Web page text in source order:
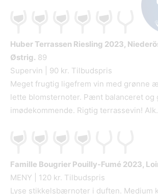
Huber Terrassen Riesling 2023,
Østrig. 89
Supervin | 90 kr. Tilbudspris
Meget frugtig ligefrem vin med grønne
lette blomsternoter. Pænt balanceret og
imødekommende. Rigtig terrassevin!
Famille Bougrier Pouilly-Fumé 2023,
MENY | 120 kr. Tilbudspris
Lyse stikkelsbærnoter i duften. Medium